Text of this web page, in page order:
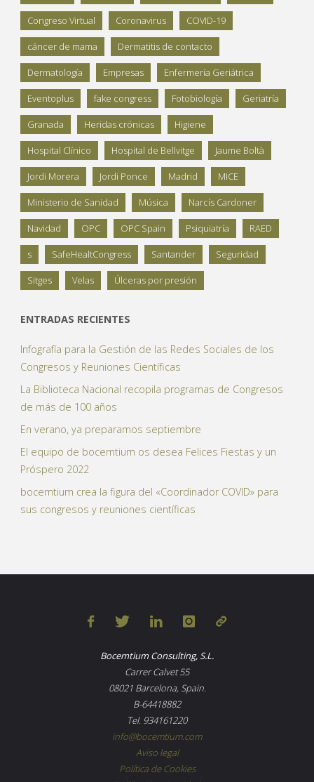
Congreso Virtual Coronavirus COVID-19
cáncer de mama Dermatitis de contacto
Dermatología Empresas Enfermería Geriátrica
Eventoplus fake congress Fotobiología Geriatría
Granada Heridas crónicas Higiene
Hospital Clínico Hospital de Bellvitge Jaume Boltà
Jordi Morera Jordi Ponce Madrid MICE
Ministerio de Sanidad Música Narcís Cardoner
Navidad OPC OPC Spain Psiquiatría RAED
s SafeHealtCongress Santander Seguridad
Sitges Velas Úlceras por presión
ENTRADAS RECIENTES
Infografía para la Gestión de las Redes Sociales de los
Congresos y Reuniones Científicas
La Biblioteca Nacional recopila programas de Congresos
de más de 100 años
En verano, ya preparamos septiembre
El equipo de bocemtium os desea Felices Fiestas y un
Próspero 2022
bocemtium crea la figura del «Coordinador COVID» para
sus congresos y reuniones científicas
Bocemtium Consulting, S.L.
Carrer Calvet 55
08021 Barcelona, Spain.
B-64418882
Tel. 934161220
info@bocemtium.com
Aviso legal
Política de Cookies